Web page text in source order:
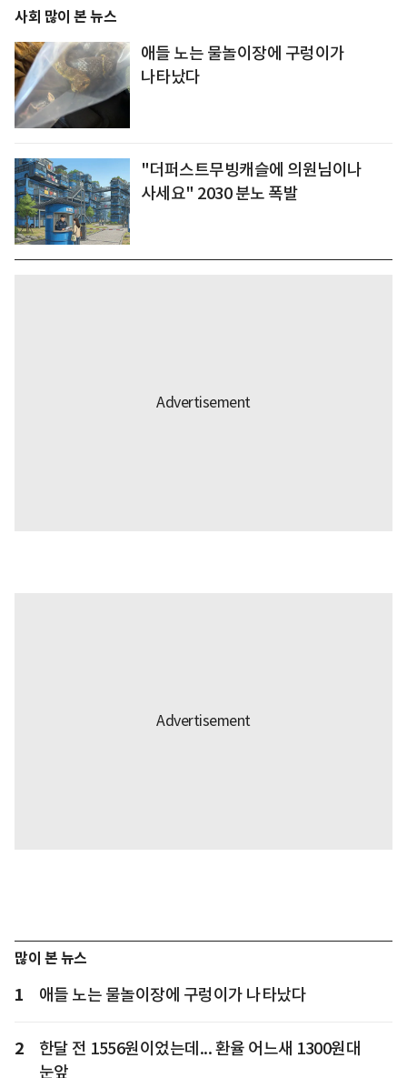
사회 많이 본 뉴스
애들 노는 물놀이장에 구렁이가
나타났다
"더퍼스트무빙캐슬에 의원님이나
사세요" 2030 분노 폭발
많이 본 뉴스
1 애들 노는 물놀이장에 구렁이가 나타났다
2
한달 전 1556원이었는데... 환율 어느새 1300원대
눈앞